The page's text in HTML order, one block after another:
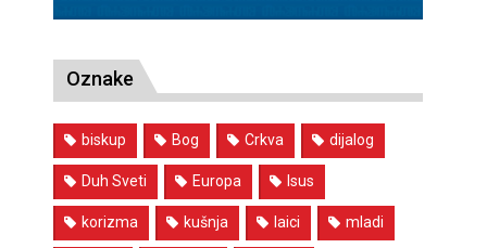
Oznake
biskup Bog Crkva dijalog
Duh Sveti Europa Isus
korizma kušnja laici mladi